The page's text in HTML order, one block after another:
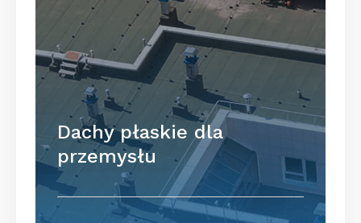
Dachy płaskie dla
przemysłu